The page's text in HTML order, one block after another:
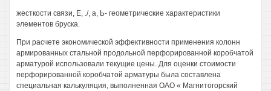
жесткости связи, Е, ./, а, Ь- геометрические характеристики
элементов бруска.
При расчете экономической эффективности применения колонн
армированных стальной продольной перфорированной коробчатой
арматурой использовали текущие цены. Для оценки стоимости
перфорированной коробчатой арматуры была составлена
специальная калькуляция, выполненная ОАО « Магнитогорский